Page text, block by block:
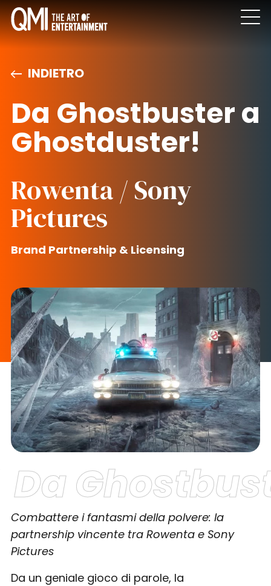
INDIETRO
Da Ghostbuster a
Ghostduster!
Rowenta / Sony
Pictures
Brand Partnership & Licensing
Combattere i fantasmi della polvere: la
partnership vincente tra Rowenta e Sony
Pictures
Da un geniale gioco di parole, la